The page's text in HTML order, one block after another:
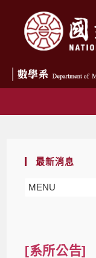
最新消息
MENU
[系所公告]